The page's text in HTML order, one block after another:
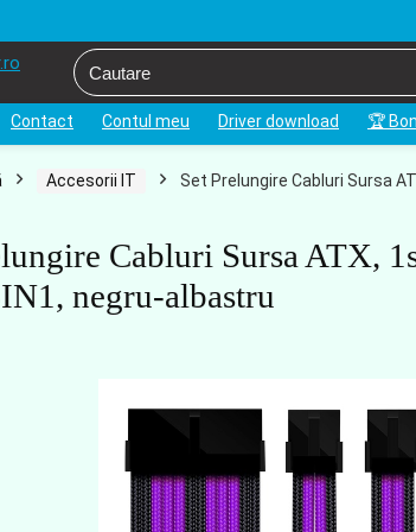
Contact Contul meu Driver download 🏆
Accesorii IT Set Prelungire Cabluri Sursa
Cabluri Sursa ATX,
negru-albastru